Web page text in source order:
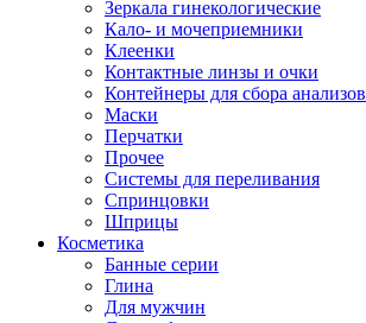
Зеркала гинекологические
Кало- и мочеприемники
Клеенки
Контактные линзы и очки
Контейнеры для сбора анализов
Маски
Перчатки
Прочее
Системы для переливания
Спринцовки
Шприцы
Косметика
Банные серии
Глина
Для мужчин